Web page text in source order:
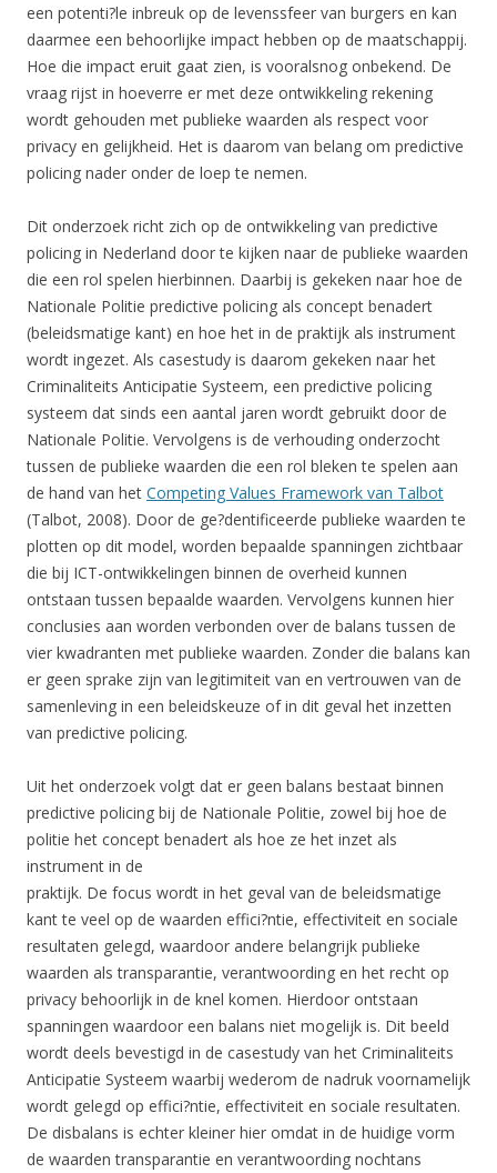
een potenti?le inbreuk op de levenssfeer van burgers en kan
daarmee een behoorlijke impact hebben op de maatschappij.
Hoe die impact eruit gaat zien, is vooralsnog onbekend. De
vraag rijst in hoeverre er met deze ontwikkeling rekening
wordt gehouden met publieke waarden als respect voor
privacy en gelijkheid. Het is daarom van belang om predictive
policing nader onder de loep te nemen.
Dit onderzoek richt zich op de ontwikkeling van predictive
policing in Nederland door te kijken naar de publieke waarden
die een rol spelen hierbinnen. Daarbij is gekeken naar hoe de
Nationale Politie predictive policing als concept benadert
(beleidsmatige kant) en hoe het in de praktijk als instrument
wordt ingezet. Als casestudy is daarom gekeken naar het
Criminaliteits Anticipatie Systeem, een predictive policing
systeem dat sinds een aantal jaren wordt gebruikt door de
Nationale Politie. Vervolgens is de verhouding onderzocht
tussen de publieke waarden die een rol bleken te spelen aan
de hand van het Competing Values Framework van Talbot
(Talbot, 2008). Door de ge?dentificeerde publieke waarden te
plotten op dit model, worden bepaalde spanningen zichtbaar
die bij ICT-ontwikkelingen binnen de overheid kunnen
ontstaan tussen bepaalde waarden. Vervolgens kunnen hier
conclusies aan worden verbonden over de balans tussen de
vier kwadranten met publieke waarden. Zonder die balans kan
er geen sprake zijn van legitimiteit van en vertrouwen van de
samenleving in een beleidskeuze of in dit geval het inzetten
van predictive policing.
Uit het onderzoek volgt dat er geen balans bestaat binnen
predictive policing bij de Nationale Politie, zowel bij hoe de
politie het concept benadert als hoe ze het inzet als
instrument in de
praktijk. De focus wordt in het geval van de beleidsmatige
kant te veel op de waarden effici?ntie, effectiviteit en sociale
resultaten gelegd, waardoor andere belangrijk publieke
waarden als transparantie, verantwoording en het recht op
privacy behoorlijk in de knel komen. Hierdoor ontstaan
spanningen waardoor een balans niet mogelijk is. Dit beeld
wordt deels bevestigd in de casestudy van het Criminaliteits
Anticipatie Systeem waarbij wederom de nadruk voornamelijk
wordt gelegd op effici?ntie, effectiviteit en sociale resultaten.
De disbalans is echter kleiner hier omdat in de huidige vorm
de waarden transparantie en verantwoording nochtans